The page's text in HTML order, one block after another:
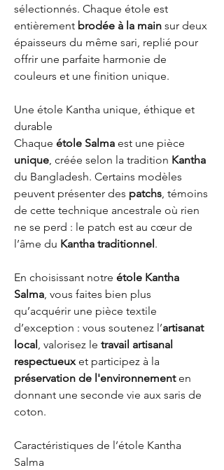
sélectionnés. Chaque étole est
entièrement brodée à la main sur deux
épaisseurs du même sari, replié pour
offrir une parfaite harmonie de
couleurs et une finition unique.
Une étole Kantha unique, éthique et
durable
Chaque étole Salma est une pièce
unique, créée selon la tradition Kantha
du Bangladesh. Certains modèles
peuvent présenter des patchs, témoins
de cette technique ancestrale où rien
ne se perd : le patch est au cœur de
l’âme du Kantha traditionnel .
En choisissant notre étole Kantha
Salma, vous faites bien plus
qu’acquérir une pièce textile
d’exception : vous soutenez l’artisanat
local , valorisez le travail artisanal
respectueuxet participez à la
préservation de l'environnementen
donnant une seconde vie aux saris de
coton.
Caractéristiques de l’étole Kantha
Salma